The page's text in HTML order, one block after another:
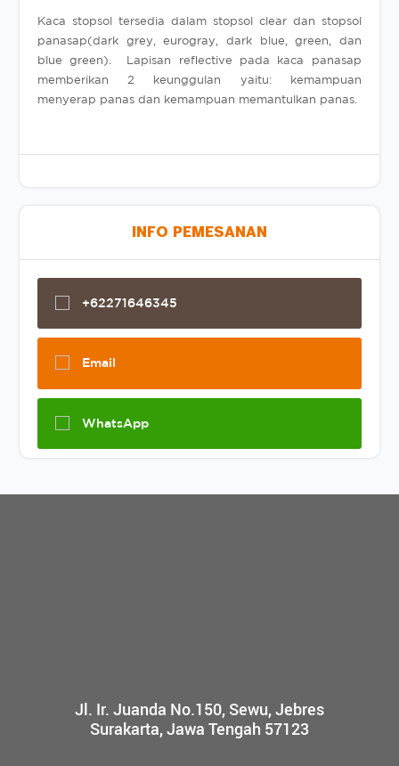
Kaca stopsol tersedia dalam stopsol clear dan stopsol
panasap(dark grey, eurogray, dark blue, green, dan
blue green). Lapisan reflective pada kaca panasap
memberikan 2 keunggulan yaitu: kemampuan
menyerap panas dan kemampuan memantulkan panas.
INFO PEMESANAN
+62271646345
Email
WhatsApp
Jl. Ir. Juanda No.150, Sewu, Jebres
Surakarta, Jawa Tengah 57123